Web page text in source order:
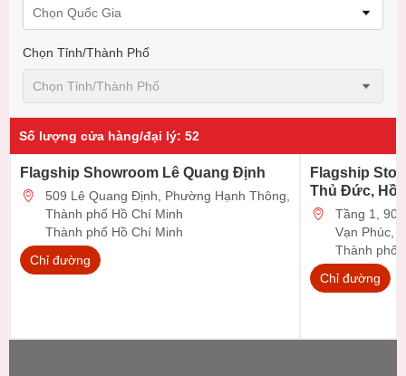
Chọn Quốc Gia
Chọn Tỉnh/thành Phố
Chọn Tỉnh/thành Phố
Số lượng cửa hàng/đại lý: 52
Flagship Showroom Lê Quang Định
509 Lê Quang Định, Phường Hạnh Thông,
Thành phố Hồ Chí Minh
Thành phố Hồ Chí Minh
Chỉ đường
Flagship
Thủ Đức, Hồ
Tầng 1, 90
Vạn Phúc,
Thành phố
Chỉ đường